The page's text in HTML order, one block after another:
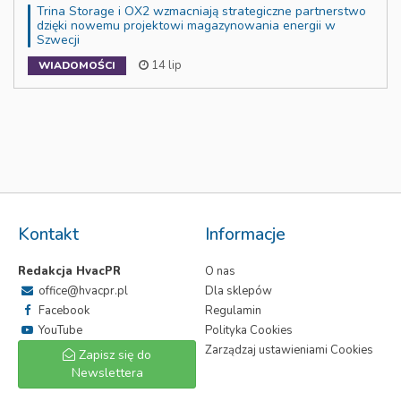
Trina Storage i OX2 wzmacniają strategiczne partnerstwo
dzięki nowemu projektowi magazynowania energii w
Szwecji
WIADOMOŚCI 14 lip
Kontakt
Redakcja HvacPR
office@hvacpr.pl
Facebook
YouTube
Zapisz się do
Newslettera
Informacje
O nas
Dla sklepów
Regulamin
Polityka Cookies
Zarządzaj ustawieniami Cookies